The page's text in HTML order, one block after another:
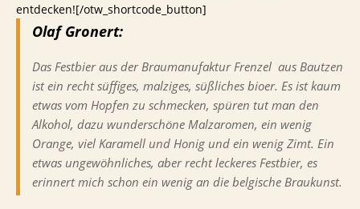
entdecken![/otw_shortcode_button]
Olaf Gronert:
Das Festbier aus der Braumanufaktur Frenzel aus Bautzen
ist ein recht süffiges, malziges, süßliches bioer. Es ist kaum
etwas vom Hopfen zu schmecken, spüren tut man den
Alkohol, dazu wunderschöne Malzaromen, ein wenig
Orange, viel Karamell und Honig und ein wenig Zimt. Ein
etwas ungewöhnliches, aber recht leckeres Festbier, es
erinnert mich schon ein wenig an die belgische Braukunst.